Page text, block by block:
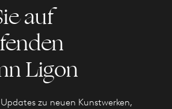
auf
Ligon
zu neuen Kunstwerken,